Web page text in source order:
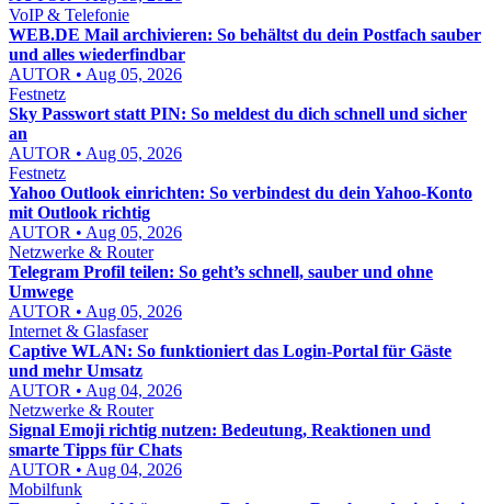
VoIP & Telefonie
WEB.DE Mail archivieren: So behältst du dein Postfach sauber
und alles wiederfindbar
AUTOR • Aug 05, 2026
Festnetz
Sky Passwort statt PIN: So meldest du dich schnell und sicher
an
AUTOR • Aug 05, 2026
Festnetz
Yahoo Outlook einrichten: So verbindest du dein Yahoo-Konto
mit Outlook richtig
AUTOR • Aug 05, 2026
Netzwerke & Router
Telegram Profil teilen: So geht’s schnell, sauber und ohne
Umwege
AUTOR • Aug 05, 2026
Internet & Glasfaser
Captive WLAN: So funktioniert das Login-Portal für Gäste
und mehr Umsatz
AUTOR • Aug 04, 2026
Netzwerke & Router
Signal Emoji richtig nutzen: Bedeutung, Reaktionen und
smarte Tipps für Chats
AUTOR • Aug 04, 2026
Mobilfunk